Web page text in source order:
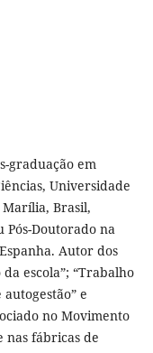
graduação em
Universidade
Marília, Brasil,
Pós-Doutorado na
Autor dos
escola”; “Trabalho
e
no Movimento
nas fábricas de